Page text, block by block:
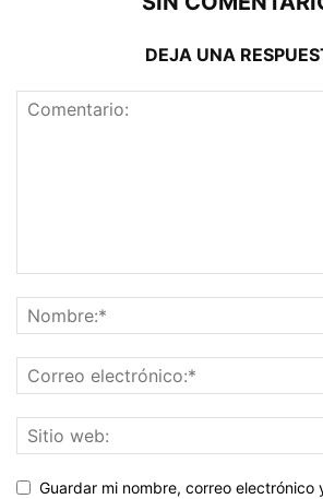
DEJA UNA
Guardar mi nombre, correo electrónico